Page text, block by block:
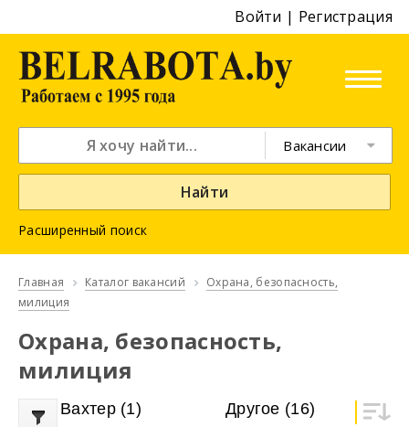
Войти | Регистрация
Вакансии
Найти
Расширенный поиск
Главная Каталог вакансий
Охрана, безопасность,
милиция
Охрана, безопасность,
милиция
Вахтер (1) Другое (16)